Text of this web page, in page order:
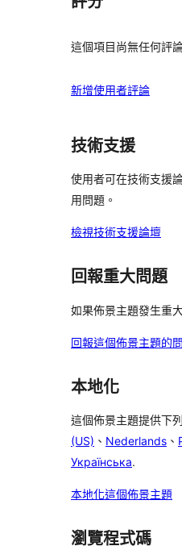
這個項目尚無任何評
新增使用者評論
技術支援
使用者可在技術支援
用問題。
檢視技術支援論壇
回報重大問題
如果佈景主題發生重
回報這個佈景主題的
本地化
這個佈景主題提供下
(US) 、 Nederlands 、
Українська.
本地化這個佈景主題
瀏覽程式碼